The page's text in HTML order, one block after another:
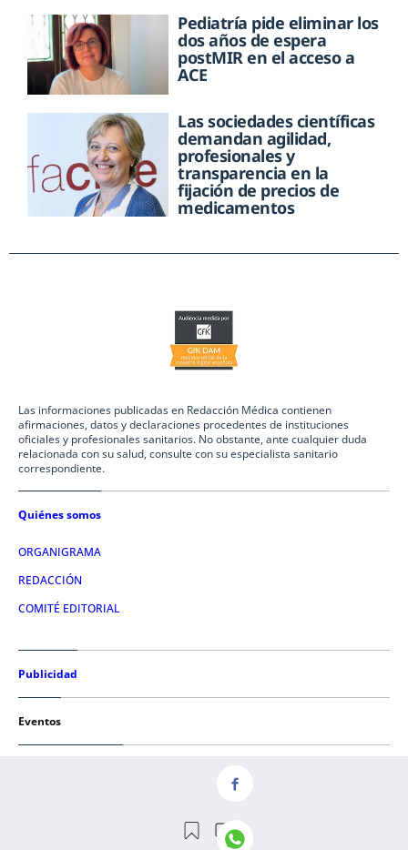
Pediatría pide eliminar los
dos años de espera
postMIR en el acceso a
ACE
Las sociedades científicas
demandan agilidad,
profesionales y
transparencia en la
fijación de precios de
medicamentos
Las informaciones publicadas en Redacción Médica contienen
afirmaciones, datos y declaraciones procedentes de instituciones
oficiales y profesionales sanitarios. No obstante, ante cualquier duda
relacionada con su salud, consulte con su especialista sanitario
correspondiente.
Quiénes somos
ORGANIGRAMA
REDACCIÓN
COMITÉ EDITORIAL
Publicidad
Eventos